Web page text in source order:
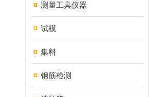
测量工具仪器
试模
集料
钢筋检测